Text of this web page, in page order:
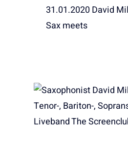
31.01.2020 David
Sax meets